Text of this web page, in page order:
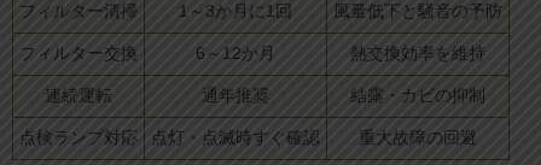
フィルター清掃 1～3か月に1回 風量低下と騒音の予防
フィルター交換 6～12か月 熱交換効率を維持
連続運転 通年推奨 結露・カビの抑制
点検ランプ対応 点灯・点滅時すぐ確認 重大故障の回避